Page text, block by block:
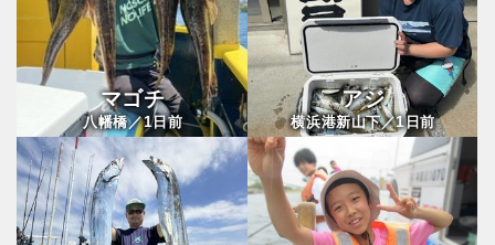
マゴチ
八幡橋／1日前
アジ
横浜港新山下／1日前